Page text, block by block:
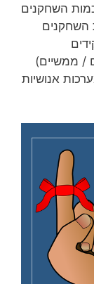
השחקנים
השחקנים
/ ממשיים)
אנושיות